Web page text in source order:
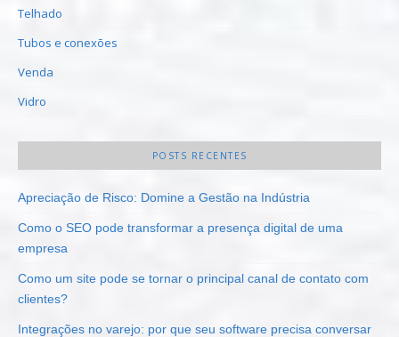
Telhado
Tubos e conexões
Venda
Vidro
POSTS RECENTES
Apreciação de Risco: Domine a Gestão na Indústria
Como o SEO pode transformar a presença digital de uma
empresa
Como um site pode se tornar o principal canal de contato com
clientes?
Integrações no varejo: por que seu software precisa conversar